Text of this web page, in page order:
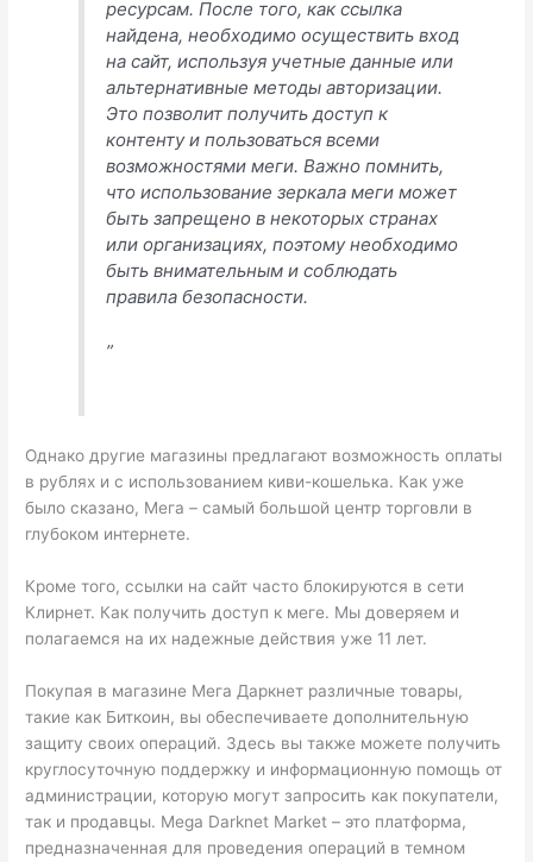
ресурсам. После того, как ссылка
найдена, необходимо осуществить вход
на сайт, используя учетные данные или
альтернативные методы авторизации.
Это позволит получить доступ к
контенту и пользоваться всеми
возможностями меги. Важно помнить,
что использование зеркала меги может
быть запрещено в некоторых странах
или организациях, поэтому необходимо
быть внимательным и соблюдать
правила безопасности.
”
Однако другие магазины предлагают возможность оплаты
в рублях и с использованием киви-кошелька. Как уже
было сказано, Мега – самый большой центр торговли в
глубоком интернете.
Кроме того, ссылки на сайт часто блокируются в сети
Клирнет. Как получить доступ к меге. Мы доверяем и
полагаемся на их надежные действия уже 11 лет.
Покупая в магазине Мега Даркнет различные товары,
такие как Биткоин, вы обеспечиваете дополнительную
защиту своих операций. Здесь вы также можете получить
круглосуточную поддержку и информационную помощь от
администрации, которую могут запросить как покупатели,
так и продавцы. Mega Darknet Market – это платформа,
предназначенная для проведения операций в темном